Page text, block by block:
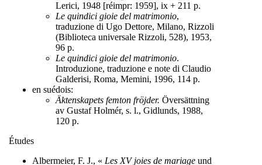
Lerici, 1948 [réimpr: 1959], ix + 211 p.
Le quindici gioie del matrimonio,
traduzione di Ugo Dettore, Milano, Rizzoli
(Biblioteca universale Rizzoli, 528), 1953,
96 p.
Le quindici gioie del matrimonio.
Introduzione, traduzione e note di Claudio
Galderisi, Roma, Memini, 1996, 114 p.
en suédois:
Äktenskapets femton fröjder. Översättning
av Gustaf Holmér, s. l., Gidlunds, 1988,
120 p.
Études
Albermeier, F. J., « Les XV joies de mariage und